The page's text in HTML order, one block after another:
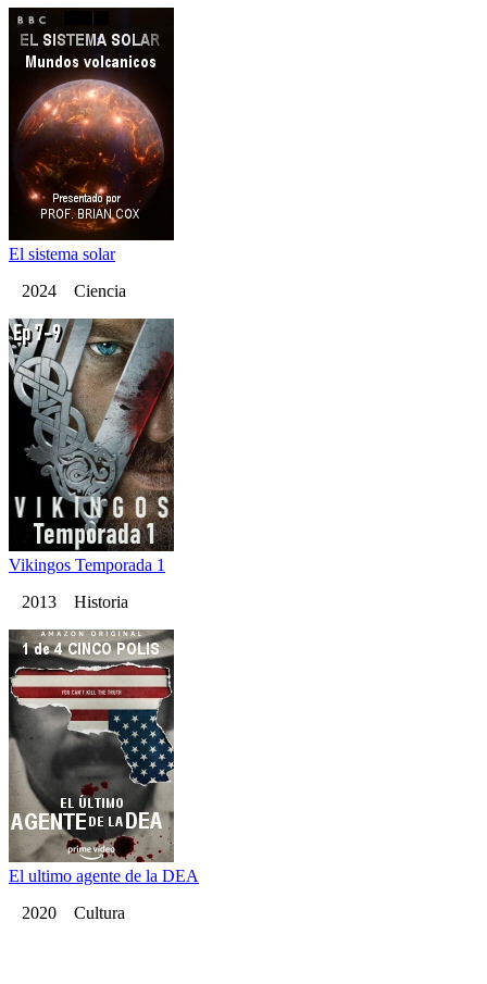
El sistema solar
2024 Ciencia
Vikingos Temporada 1
2013 Historia
El ultimo agente de la DEA
2020 Cultura